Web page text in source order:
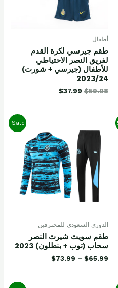
أطفال
طقم جيرسي لكرة القدم
لفريق النصر الاحتياطي
للأطفال (جيرسي + شورت)
2023/24
$59.98
$37.99
Sale!
الدوري السعودي للمحترفين
طقم سويت شيرت النصر
سحاب (توب + بنطلون) 2023
$65.99
–
$73.99